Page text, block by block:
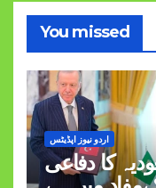
You missed
اردو نیوز اپڈیٹس
کا دفاعی